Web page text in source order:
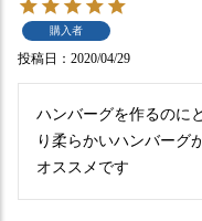
購入者
投稿日 2020/04/29
ハンバーグを作るのに
り柔らかいハンバーグ
オススメです